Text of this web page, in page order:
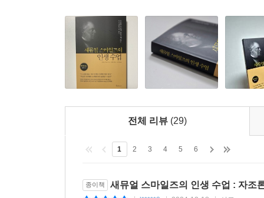
공감의 범위가 널리 확장되면서 자기 자신뿐만
인간을 인간답게 만드는 건 안락함이 아니라 노
으며 그런 난관을 극복하지 않고서는 마음먹은
듯, 이런 난관은 우리에게 최고의 스승이다.
--- 「자기 수양은 출세가 아니라 지속적인 성장이
어느 곳에서든, 그 어떤 상황에서든, 촌구석이든
장할 수 있다. 자기 무덤 자리 정도밖에 되지 않
배우는 학교가 될 수 있다. 모든 것은 각자 자신에
전체 리뷰 (29)
1 2 3 4 5 6
종이책 새뮤얼 스마일즈의 인생 수업 : 자조